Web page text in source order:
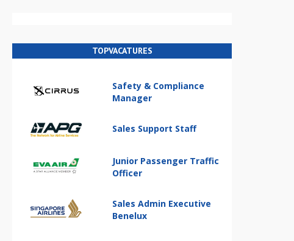
TOPVACATURES
Safety & Compliance
Manager
Sales Support Staff
Junior Passenger Traffic
Officer
Sales Admin Executive
Benelux